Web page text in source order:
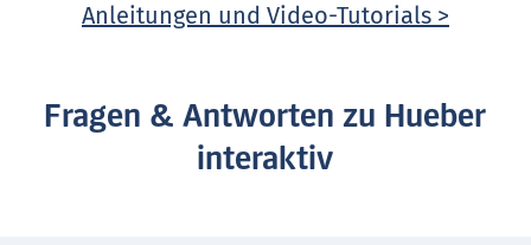
Anleitungen und Video-Tutorials >
Fragen & Antworten zu Hueber
interaktiv